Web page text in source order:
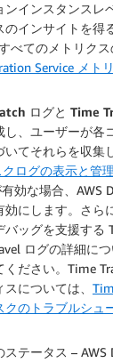
ンインスタンスレ
インサイトを得
べてのメトリクス
Service メト
ログと Time
し、ユーザーが各
いてそれらを収集
ログの表示と管理
効な場合、AWS
効にします。さら
バッグを支援する
ログの詳細につ
ください。Time
については、
クのトラブルシュ
ステータス – AWS